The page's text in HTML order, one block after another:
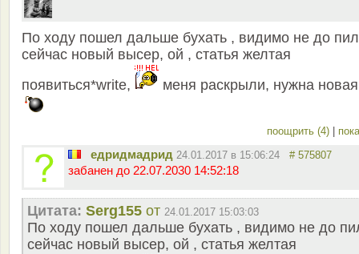
По ходу пошел дальше бухать , видимо не до
сейчас новый высер, ой , статья желтая
появиться*write,
меня раскрыли, нужна новая
поощрить (4)
едридмадрид 24.01.2017 в 15:06:24 # 575807
забанен до 22.07.2030 14:52:18
Цитата: Serg155 от 24.01.2017 15:03:03
По ходу пошел дальше бухать , видимо не до
сейчас новый высер, ой , статья желтая